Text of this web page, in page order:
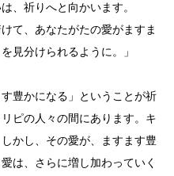
、祈りへと向かいます。
て、あなたがたの愛がますま
見分けられるように。」
豊かになる」ということが祈
ピの人々の間にあります。キ
かし、その愛が、ますます豊
は、さらに増し加わっていく